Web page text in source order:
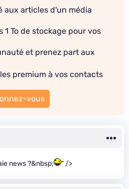
aux articles d'un média
1 To de stockage pour vos
et prenez part aux
premium à vos contacts
vous
news ?&nbsp; " />